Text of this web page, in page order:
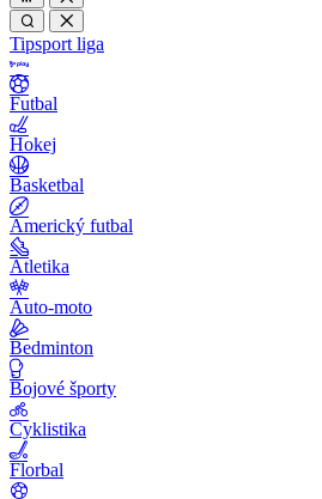
Tipsport liga
Futbal
Hokej
Basketbal
Americký futbal
Atletika
Auto-moto
Bedminton
Bojové športy
Cyklistika
Florbal